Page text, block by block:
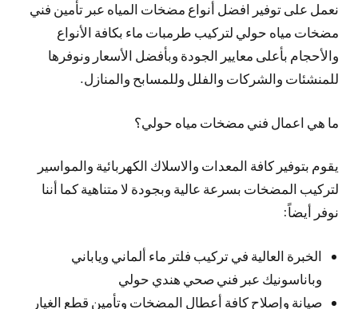
نعمل على توفير افضل أنواع مضخات المياه عبر تأمين فني
مضخات مياه حولي لتركيب طرمبات ماء بكافة الأنواع
والأحجام بأعلى معايير الجودة وبأفضل الأسعار ونوفرها
للمنشئات والشركات والفلل وللمسابح والمنازل.
ما هي اعمال فني مضخات مياه حولي؟
يقوم بتوفير كافة المعدات والاسلاك الكهربائية والمواسير
لتركيب المضخات بسرعة عالية وبجودة لا متناهية كما أننا
نوفر أيضاً:
الخبرة العالية في تركيب فلتر ماء ألماني وياباني
وباناسونيك عبر فني صحي هندي حولي
صيانة وإصلاح كافة أعطال المضخات وتأمين قطع الغيار